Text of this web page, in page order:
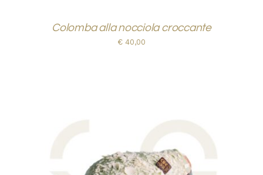
Colomba alla nocciola croccante
€ 40,00